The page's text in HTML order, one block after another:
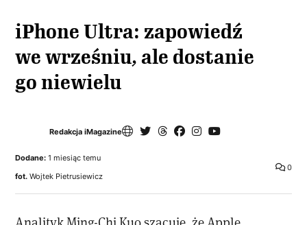
iPhone Ultra: zapowiedź
we wrześniu, ale dostanie
go niewielu
Redakcja iMagazine
0
Dodane: 1 miesiąc temu
fot. Wojtek Pietrusiewicz